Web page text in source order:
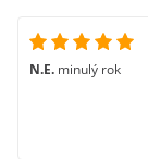
N.E. minulý rok